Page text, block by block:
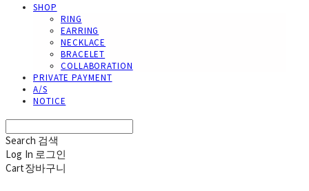
SHOP
RING
EARRING
NECKLACE
BRACELET
COLLABORATION
PRIVATE PAYMENT
A/S
NOTICE
Search 검색
Log In 로그인
Cart장바구니